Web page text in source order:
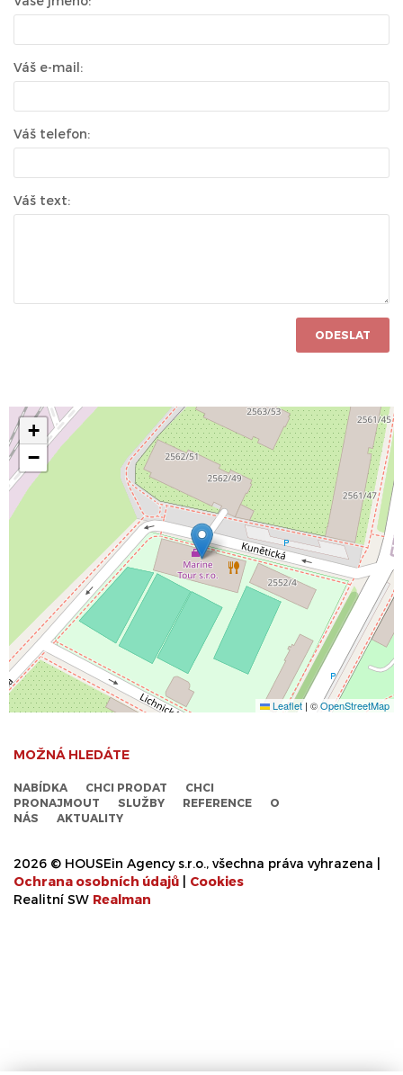
Váš e-mail:
Váš telefon:
Váš text:
ODESLAT
+
−
Leaflet | ©OpenStreetMap
MOŽNÁ HLEDÁTE
NABÍDKA CHCI PRODAT
CHCI
PRONAJMOUT
SLUŽBY REFERENCE
O
NÁS
AKTUALITY
2026 © HOUSEin Agency s.r.o., všechna práva vyhrazena |
Ochrana osobních údajů
Cookies
Realitní SW Realman